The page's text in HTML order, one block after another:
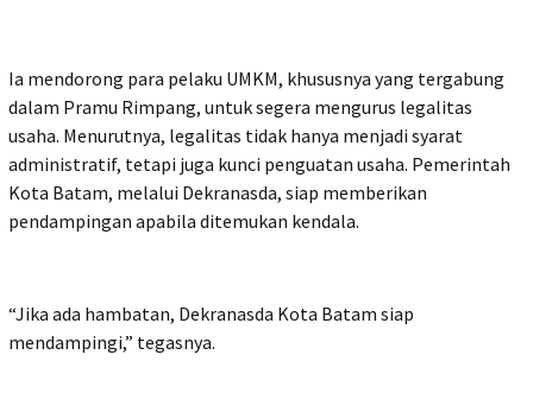
Ia mendorong para pelaku UMKM, khususnya yang tergabung
dalam Pramu Rimpang, untuk segera mengurus legalitas
usaha. Menurutnya, legalitas tidak hanya menjadi syarat
administratif, tetapi juga kunci penguatan usaha. Pemerintah
Kota Batam, melalui Dekranasda, siap memberikan
pendampingan apabila ditemukan kendala.
“Jika ada hambatan, Dekranasda Kota Batam siap
mendampingi,” tegasnya.